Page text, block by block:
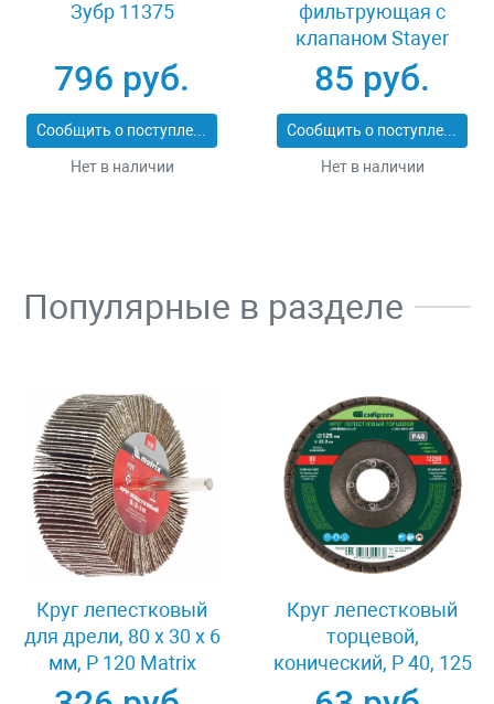
Зубр 11375
796 руб.
Сообщить о поступлении
Нет в наличии
фильтрующая с
клапаном Stayer
MASTER 11116
85 руб.
Сообщить о поступлении
Нет в наличии
Популярные в разделе
Круг лепестковый
для дрели, 80 х 30 х 6
мм, P 120 Matrix
74146
Круг лепестковый
торцевой,
конический, Р 40, 125
х 22.2 мм Сибртех